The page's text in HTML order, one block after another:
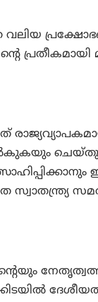
പ്രതീകമായി
ചെയ്തു.
സ്വാതന്ത്ര്യ